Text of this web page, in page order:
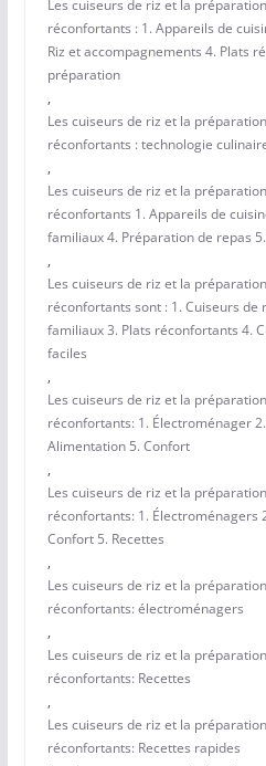
Les cuiseurs de riz et la
réconfortants : 1. Appareils de
Riz et accompagnements 4. Plats
préparation
,
Les cuiseurs de riz et la
réconfortants : technologie
,
Les cuiseurs de riz et la
réconfortants 1. Appareils de
familiaux 4. Préparation de repas
,
Les cuiseurs de riz et la
réconfortants sont : 1. Cuiseurs de
familiaux 3. Plats réconfortants 4.
faciles
,
Les cuiseurs de riz et la
réconfortants: 1. Électroménager
Alimentation 5. Confort
,
Les cuiseurs de riz et la
réconfortants: 1. Électroménagers
Confort 5. Recettes
,
Les cuiseurs de riz et la
réconfortants: électroménagers
,
Les cuiseurs de riz et la
réconfortants: Recettes
,
Les cuiseurs de riz et la
réconfortants: Recettes rapides